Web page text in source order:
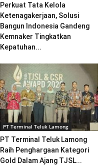
Perkuat Tata Kelola
Ketenagakerjaan, Solusi
Bangun Indonesia Gandeng
Kemnaker Tingkatkan
Kepatuhan...
PT Terminal Teluk Lamong
PT Terminal Teluk Lamong
Raih Penghargaan Kategori
Gold Dalam Ajang TJSL...